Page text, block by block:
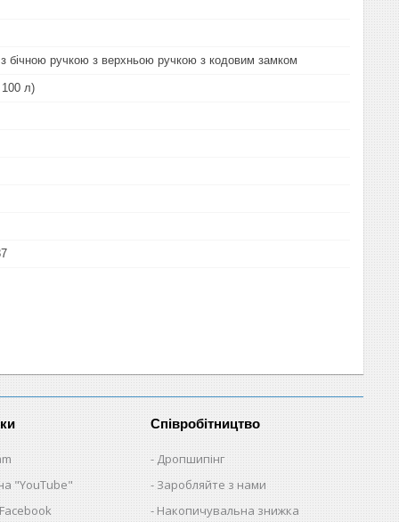
бічною ручкою з верхньою ручкою з кодовим замком
100 л)
"YouTube"
Співробітництво
Дропшипінг
Заробляйте з нами
Накопичувальна знижка